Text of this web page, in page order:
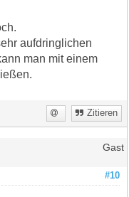
aufdringlichen
man mit einem
Zitieren
Gast
#10